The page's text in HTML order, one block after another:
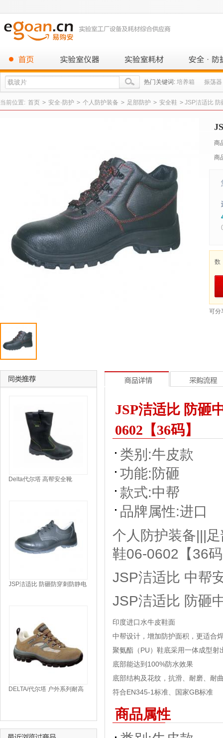
热门关键词: 培养箱 振荡器
当前位置: 首页 > 安全·防护 > 个人防护装备 > 足部防护 > 安全鞋 > JSP洁适比
商
商
数
可分
JSP洁适比 防砸
0602【36码】
类别:牛皮款
功能:防砸
款式:中帮
品牌属性:进口
个人防护装备|||
鞋06-0602【36
JSP洁适比 中帮
JSP洁适比 防砸
印度进口水牛皮鞋面
中帮设计，增加防护面积，更适合
聚氨酯（PU）鞋底采用一体成型
底部能达到100%防水效果
底部结构及花纹，抗滑、耐磨、耐
符合EN345-1标准、国家GB标准
商品属性
Delta代尔塔 高帮安全靴
JSP洁适比 防砸防穿刺防静电
DELTA/代尔塔 户外系列耐高